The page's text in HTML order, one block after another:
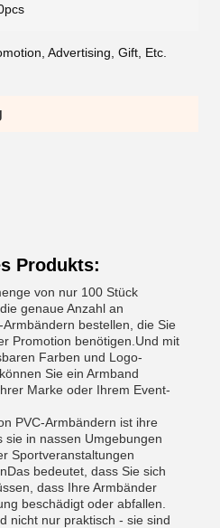
Advertising, Gift, Etc.
Produkts:
von nur 100 Stück
genaue Anzahl an
bestellen, die Sie
Promotion benötigen.Und mit
Farben und Logo-
Sie ein Armband
Marke oder Ihrem Event-
PVC-Armbändern ist ihre
sie in nassen Umgebungen
Sportveranstaltungen
bedeutet, dass Sie sich
dass Ihre Armbänder
beschädigt oder abfallen.
nicht nur praktisch - sie sind